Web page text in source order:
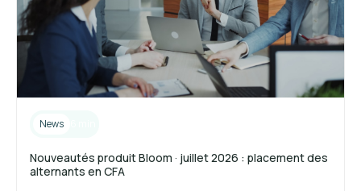
News
Nouveautés produit Bloom · juillet 2026 : placement des
alternants en CFA